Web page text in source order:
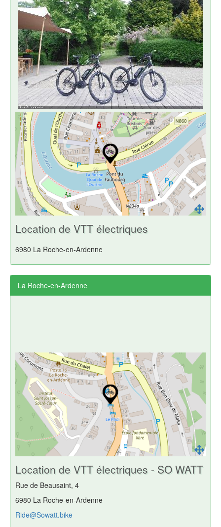
Location de VTT électriques
6980 La Roche-en-Ardenne
La Roche-en-Ardenne
Location de VTT électriques - SO WATT
Rue de Beausaint, 4
6980 La Roche-en-Ardenne
Ride@Sowatt.bike